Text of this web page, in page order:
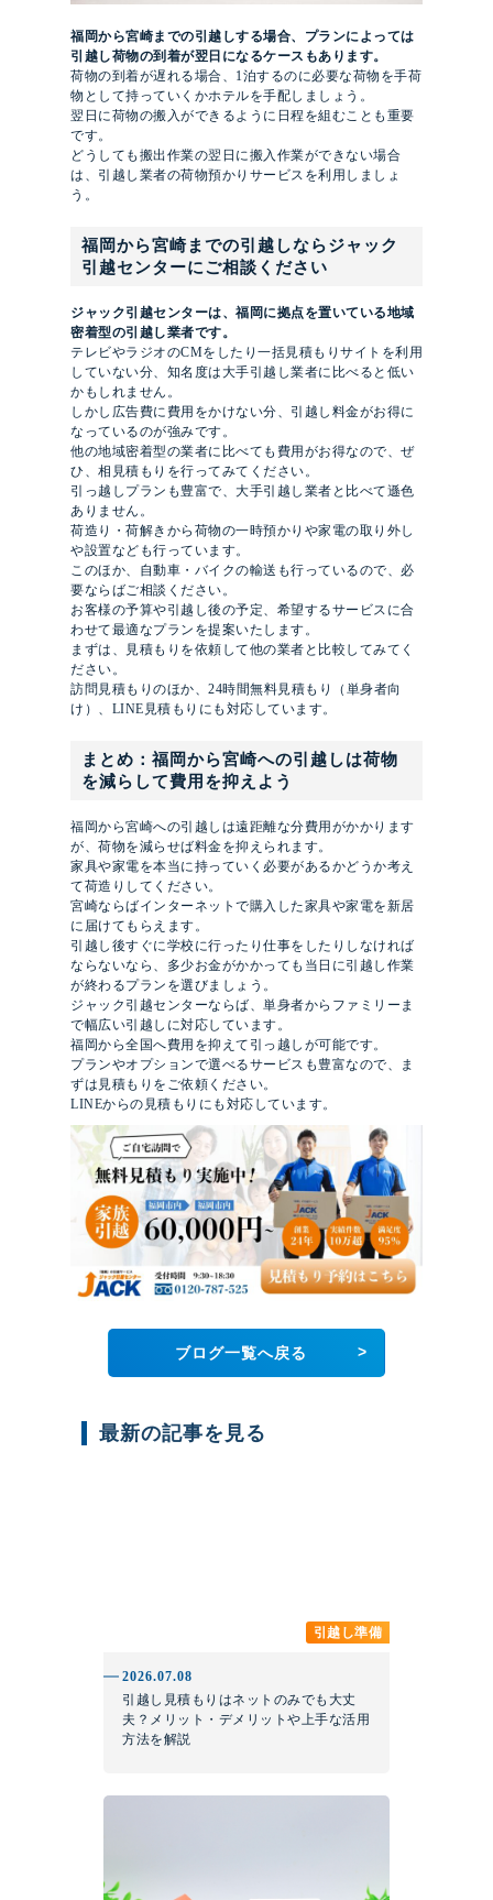
福岡から宮崎までの引越しする場合、プランによっては
引越し荷物の到着が翌日になるケースもあります。
荷物の到着が遅れる場合、1泊するのに必要な荷物を手荷
物として持っていくかホテルを手配しましょう。
翌日に荷物の搬入ができるように日程を組むことも重要
です。
どうしても搬出作業の翌日に搬入作業ができない場合
は、引越し業者の荷物預かりサービスを利用しましょ
う。
福岡から宮崎までの引越しならジャック
引越センターにご相談ください
ジャック引越センターは、福岡に拠点を置いている地域
密着型の引越し業者です。
テレビやラジオのCMをしたり一括見積もりサイトを利用
していない分、知名度は大手引越し業者に比べると低い
かもしれません。
しかし広告費に費用をかけない分、引越し料金がお得に
なっているのが強みです。
他の地域密着型の業者に比べても費用がお得なので、ぜ
ひ、相見積もりを行ってみてください。
引っ越しプランも豊富で、大手引越し業者と比べて遜色
ありません。
荷造り・荷解きから荷物の一時預かりや家電の取り外し
や設置なども行っています。
このほか、自動車・バイクの輸送も行っているので、必
要ならばご相談ください。
お客様の予算や引越し後の予定、希望するサービスに合
わせて最適なプランを提案いたします。
まずは、見積もりを依頼して他の業者と比較してみてく
ださい。
訪問見積もりのほか、24時間無料見積もり（単身者向
け）、LINE見積もりにも対応しています。
まとめ：福岡から宮崎への引越しは荷物
を減らして費用を抑えよう
福岡から宮崎への引越しは遠距離な分費用がかかります
が、荷物を減らせば料金を抑えられます。
家具や家電を本当に持っていく必要があるかどうか考え
て荷造りしてください。
宮崎ならばインターネットで購入した家具や家電を新居
に届けてもらえます。
引越し後すぐに学校に行ったり仕事をしたりしなければ
ならないなら、多少お金がかかっても当日に引越し作業
が終わるプランを選びましょう。
ジャック引越センターならば、単身者からファミリーま
で幅広い引越しに対応しています。
福岡から全国へ費用を抑えて引っ越しが可能です。
プランやオプションで選べるサービスも豊富なので、ま
ずは見積もりをご依頼ください。
LINEからの見積もりにも対応しています。
ブログ一覧へ戻る >
最新の記事を見る
2026.07.08
引越し見積もりはネットのみでも大丈
夫？メリット・デメリットや上手な活用
方法を解説
引越し準備